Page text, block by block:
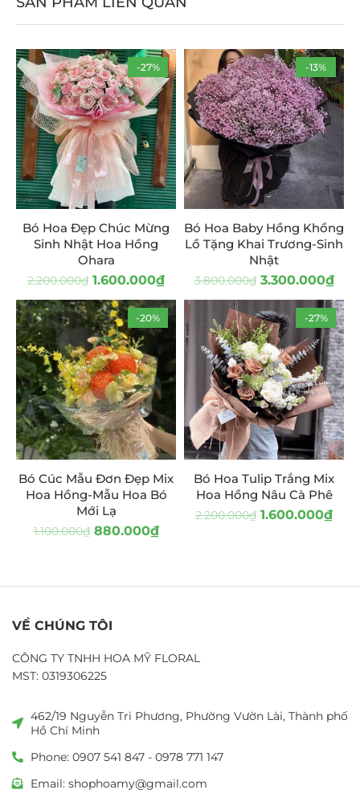
-27%
Bó Hoa Đẹp Chúc Mừng
Sinh Nhật Hoa Hồng
Ohara
2.200.000₫ 1.600.000₫
-13%
Bó Hoa Baby Hồng Khổng
Lồ Tặng Khai Trương-Sinh
Nhật
3.800.000₫ 3.300.000₫
-20%
Bó Cúc Mẫu Đơn Đẹp Mix
Hoa Hồng-Mẫu Hoa Bó
Mới Lạ
1.100.000₫ 880.000₫
-27%
Bó Hoa Tulip Trắng Mix
Hoa Hồng Nâu Cà Phê
2.200.000₫ 1.600.000₫
VỀ CHÚNG TÔI
CÔNG TY TNHH HOA MỸ FLORAL
MST: 0319306225
462/19 Nguyễn Tri Phương, Phường Vườn Lài, Thành phố
Hồ Chí Minh
Phone: 0907 541 847 - 0978 771 147
Email: shophoamy@gmail.com